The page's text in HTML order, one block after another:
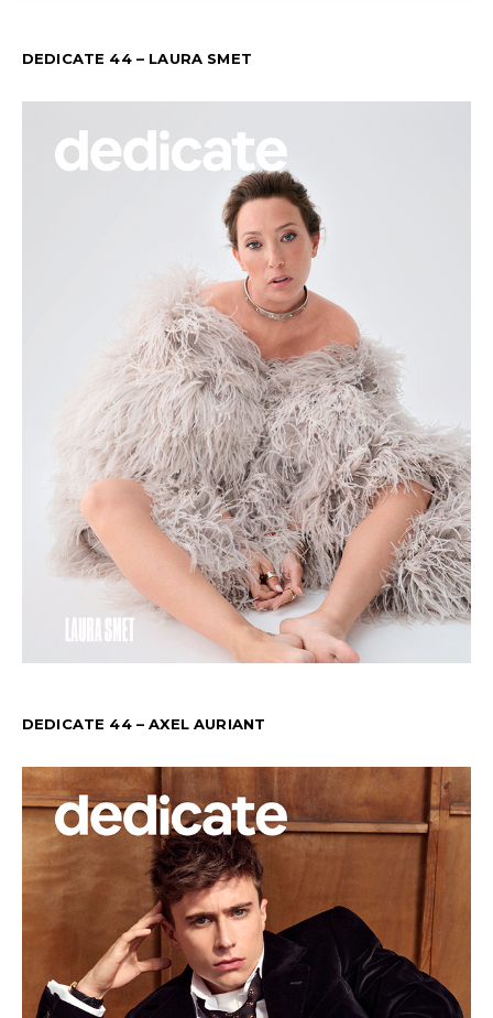
DEDICATE 44 – LAURA SMET
DEDICATE 44 – AXEL AURIANT